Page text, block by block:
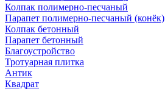
Колпак полимерно-песчаный
Парапет полимерно-песчаный (конёк)
Колпак бетонный
Парапет бетонный
Благоустройство
Тротуарная плитка
Антик
Квадрат